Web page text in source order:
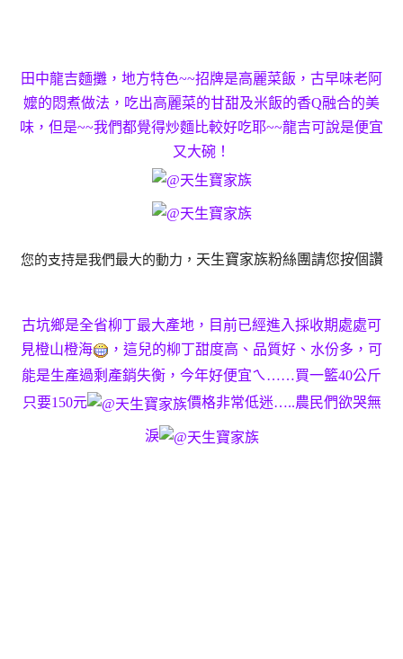
田中龍吉麵攤，地方特色~~招牌是高麗菜飯，古早味老阿
嬤的悶煮做法，吃出高麗菜的甘甜及米飯的香Q融合的美
味，但是~~我們都覺得炒麵比較好吃耶~~龍吉可說是便宜
又大碗！
您的支持是我們最大的動力， 天生寶家族粉絲團請您按個讚
古坑鄉是全省柳丁最大產地，目前已經進入採收期處處可
見橙山橙海
，這兒的柳丁甜度高、品質好、水份多，可
能是生產過剩產銷失衡，今年好便宜ㄟ……買一籃40公斤
只要150元
價格非常低迷…..農民們欲哭無
淚